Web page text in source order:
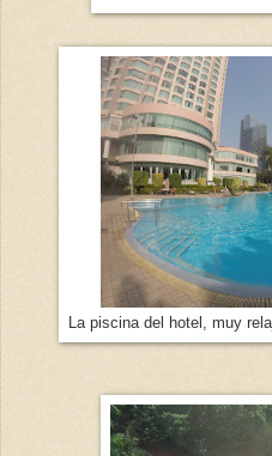
La piscina del hotel, muy